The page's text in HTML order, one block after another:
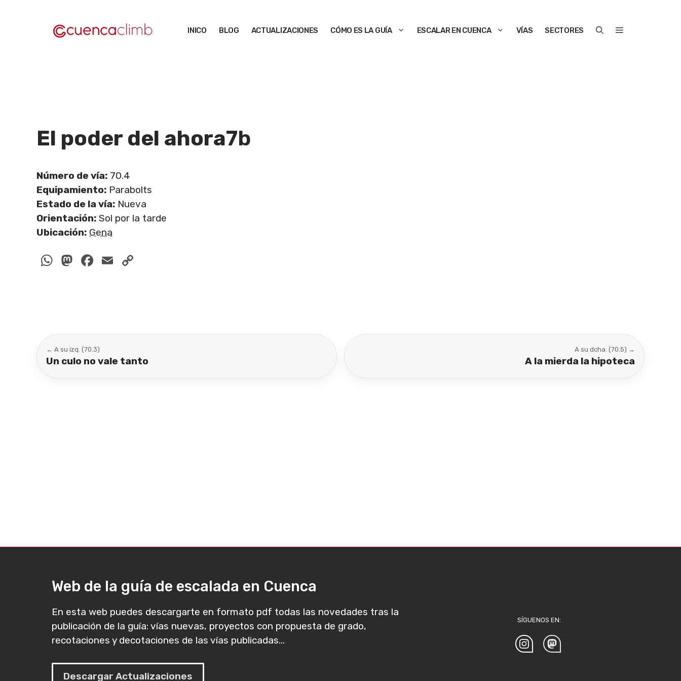
INICO BLOG ACTUALIZACIONES CÓMO ES LA GUÍA ESCALAR EN CUENCA VÍAS SECTORES
El poder del ahora7b
Número de vía: 70.4
Equipamiento: Parabolts
Estado de la vía: Nueva
Orientación: Sol por la tarde
Ubicación: Gena
WhatsApp
Mastodon
Facebook
Email
← A su izq. (70.3)
Un culo no vale tanto
A su dcha. (70.5) →
A la mierda la hipoteca
Web de la guía de escalada en Cuenca
En esta web puedes descargarte en formato pdf todas las novedades tras la
publicación de la guía: vías nuevas, proyectos con propuesta de grado,
recotaciones y decotaciones de las vías publicadas...
Descargar Actualizaciones
SÍGUENOS EN: